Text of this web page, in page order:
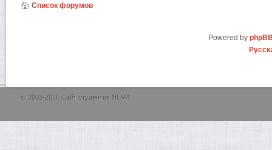
Список форумов
Powered by
© 2003-2026 Сайт студентов ЯГМА